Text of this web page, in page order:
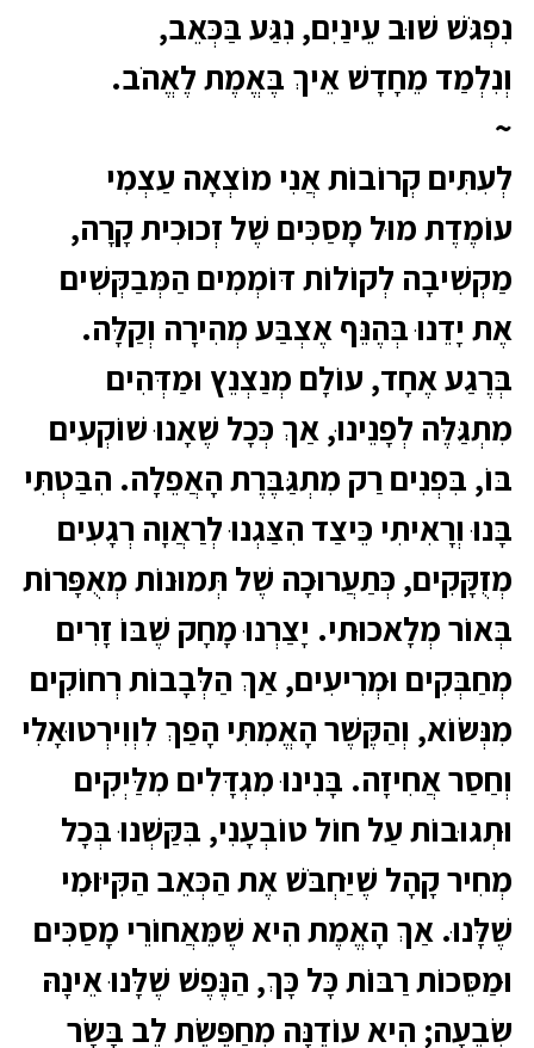
נִפְגֹּשׁ שׁוּב עֵינַיִם, נִגַּע בַּכְּאֵב,
וְנִלְמַד מֵחָדָשׁ אֵיךְ בֶּאֱמֶת לֶאֱהֹב.
~
לְעִתִּים קְרוֹבוֹת אֲנִי מוֹצְאָה עַצְמִי
עוֹמֶדֶת מוּל מָסַכִּים שֶׁל זְכוּכִית קָרָה,
מַקְשִׁיבָה לְקוֹלוֹת דּוֹמְמִים הַמְּבַקְּשִׁים
אֶת יָדֵנוּ בְּהֶנֵּף אֶצְבַּע מְהִירָה וְקַלָּה.
בְּרֶגַע אֶחָד, עוֹלָם מְנַצְנֵץ וּמַדְּהִים
מִתְגַּלֶּה לְפָנֵינוּ, אַךְ כְּכָל שֶׁאָנוּ שׁוֹקְעִים
בּוֹ, בִּפְנִים רַק מִתְגַּבֶּרֶת הָאֲפֵלָה. הִבַּטְתִּי
בָּנוּ וְרָאִיתִי כֵּיצַד הִצַּגְנוּ לְרַאֲוָה רְגָעִים
מְזֻקָּקִים, כְּתַעֲרוּכָה שֶׁל תְּמוּנוֹת מְאֻפָּרוֹת
בְּאוֹר מְלָאכוּתי. יָצַרְנוּ מָחָק שֶׁבּוֹ זָרִים
מְחַבְּקִים וּמְרִיעִים, אַךְ הַלְּבָבוֹת רְחוֹקִים
מִנְּשׂוֹא, וְהַקֶּשֶׁר הָאֱמִתִּי הָפַךְ לִוְוִירְטוּאָלִי
וְחַסַר אֲחִיזָה. בָּנִינוּ מִגְדָּלִים מִלַּיְקִים
וּתְגוּבוֹת עַל חוֹל טוֹבְעָנִי, בִּקַּשְׁנוּ בְּכָל
מְחִיר קָהָל שֶׁיַּחְבֹּשׁ אֶת הַכְּאֵב הַקִּיּוּמִי
שֶׁלָּנוּ. אַךְ הָאֱמֶת הִיא שֶׁמֵּאֲחוֹרֵי מָסַכִּים
וּמַסֵּכוֹת רַבּוֹת כָּל כָּךְ, הַנֶּפֶשׁ שֶׁלָּנוּ אֵינָהּ
שְׂבֵעָה; הִיא עוֹדֶנָּה מְחַפֶּשֶׂת לֵב בָּשָׂר